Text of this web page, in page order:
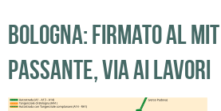
BOLOGNA: FIRMATO AL MIT
PASSANTE, VIA AI LAVORI